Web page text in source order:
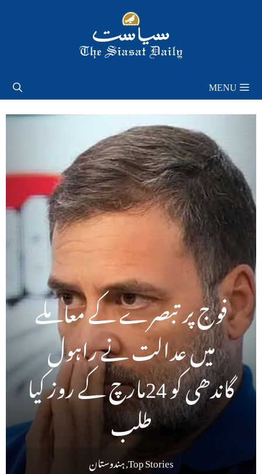
MENU
فوج پر تبصرے کے معاملے
میں عدالت نے راہول
گاندھی کو 24مارچ کے روز کیا
طلب
Top Stories
,ہندوستان